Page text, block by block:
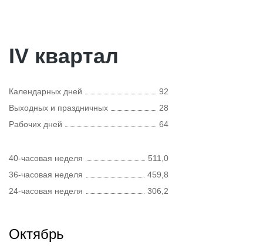
IV квартал
Календарных дней
92
Выходных и праздничных
28
Рабочих дней
64
40-часовая неделя
511,0
36-часовая неделя
459,8
24-часовая неделя
306,2
Октябрь